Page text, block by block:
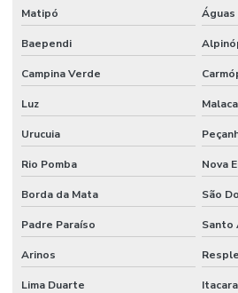
Matipó Águas
Baependi
Campina Verde
Luz
Urucuia
Rio Pomba Nova
Borda da Mata São
Padre Paraíso Santo
Arinos
Lima Duarte